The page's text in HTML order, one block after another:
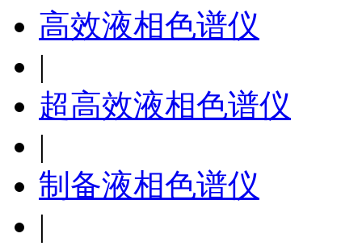
高效液相色谱仪
|
超高效液相色谱仪
|
制备液相色谱仪
|